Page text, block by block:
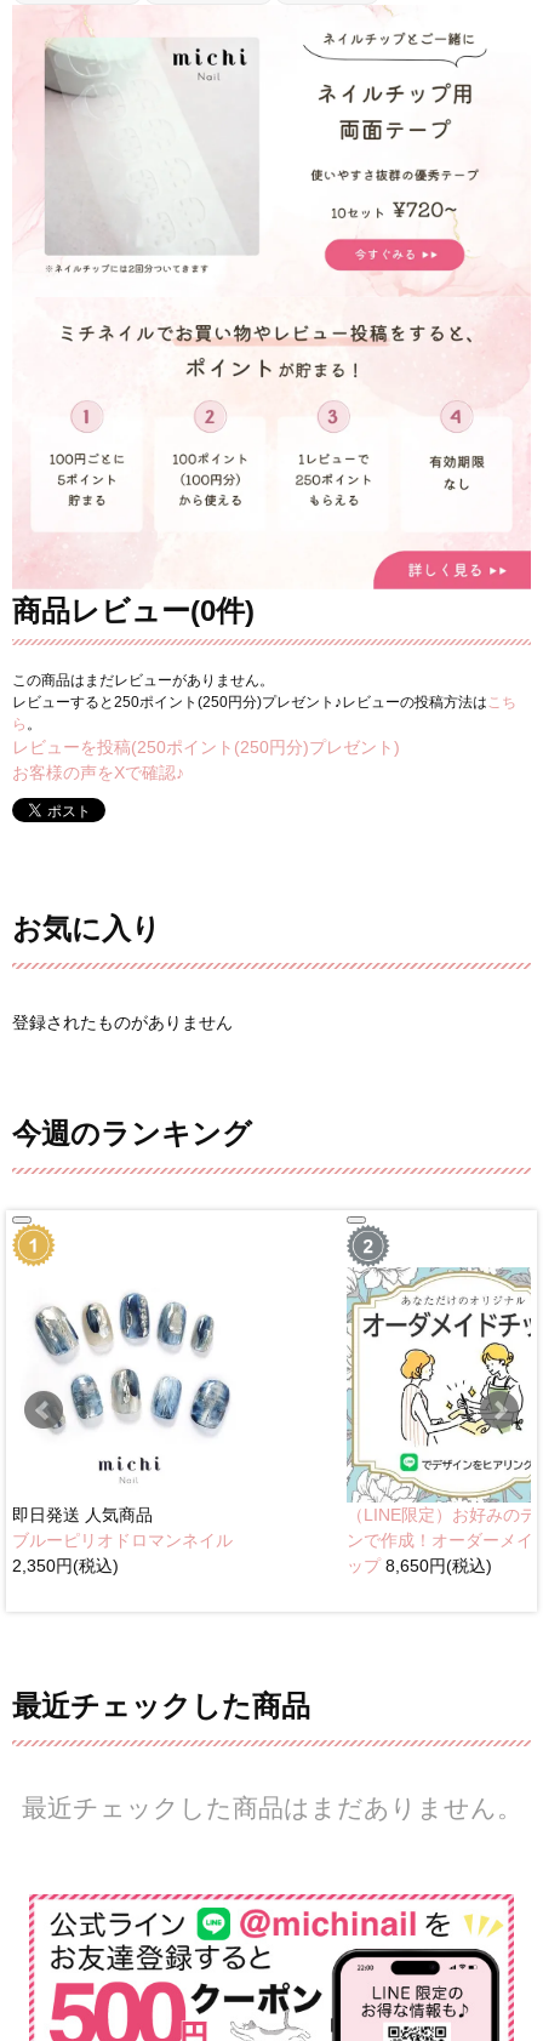
商品レビュー(0件)
この商品はまだレビューがありません。
レビューすると250ポイント(250円分)プレゼント♪レビューの投稿方法は こち
ら 。
レビューを投稿(250ポイント(250円分)プレゼント)
お客様の声をXで確認♪
お気に入り
登録されたものがありません
今週のランキング
即日発送 人気商品
ブルーピリオドロマンネイル
2,350円(税込)
（LINE限定）お好みのデ
ンで作成！オーダーメイ
ップ8,650円(税込)
最近チェックした商品
最近チェックした商品はまだありません。